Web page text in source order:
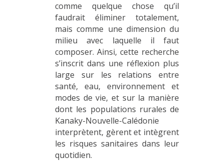
comme quelque chose qu’il
faudrait éliminer totalement,
mais comme une dimension du
milieu avec laquelle il faut
composer. Ainsi, cette recherche
s’inscrit dans une réflexion plus
large sur les relations entre
santé, eau, environnement et
modes de vie, et sur la manière
dont les populations rurales de
Kanaky-Nouvelle-Calédonie
interprètent, gèrent et intègrent
les risques sanitaires dans leur
quotidien.